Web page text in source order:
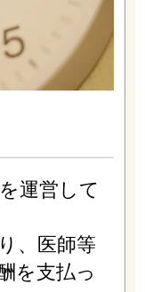
運営して
、医師等
を支払っ